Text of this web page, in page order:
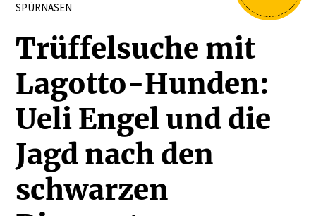
SPÜRNASEN
Trüffel­suche mit
Lagotto-Hunden:
Ueli Engel und die
Jagd nach den
schwarzen